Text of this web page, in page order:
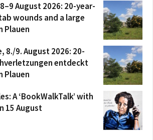
August 2026: 20-year-
wounds and a large
Plauen
8./9. August 2026: 20-
entdeckt
Plauen
A ‘BookWalkTalk’ with
15 August